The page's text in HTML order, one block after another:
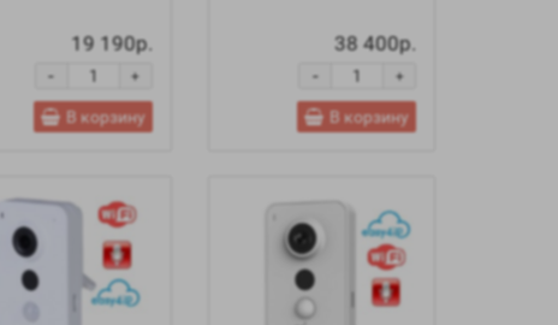
19 190р.
+
-
В корзину
38 400р.
+
-
В корзину